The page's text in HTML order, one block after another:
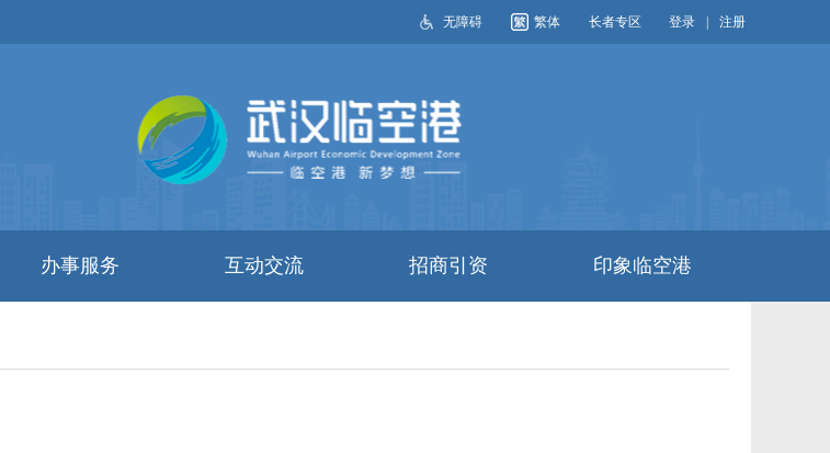
无障碍 繁体 长者专区 登录 注册
办事服务 互动交流 招商引资 印象临空港